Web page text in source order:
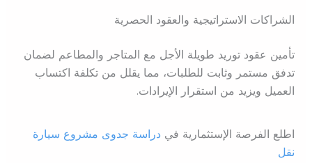
الشراكات الاستراتيجية والعقود الحصرية
تأمين عقود توريد طويلة الأجل مع المتاجر والمطاعم لضمان
تدفق مستمر وثابت للطلبات، مما يقلل من تكلفة اكتساب
العميل ويزيد من استقرار الإيرادات.
اطلع الفرصة الإستثمارية في دراسة جدوى مشروع سيارة
نقل